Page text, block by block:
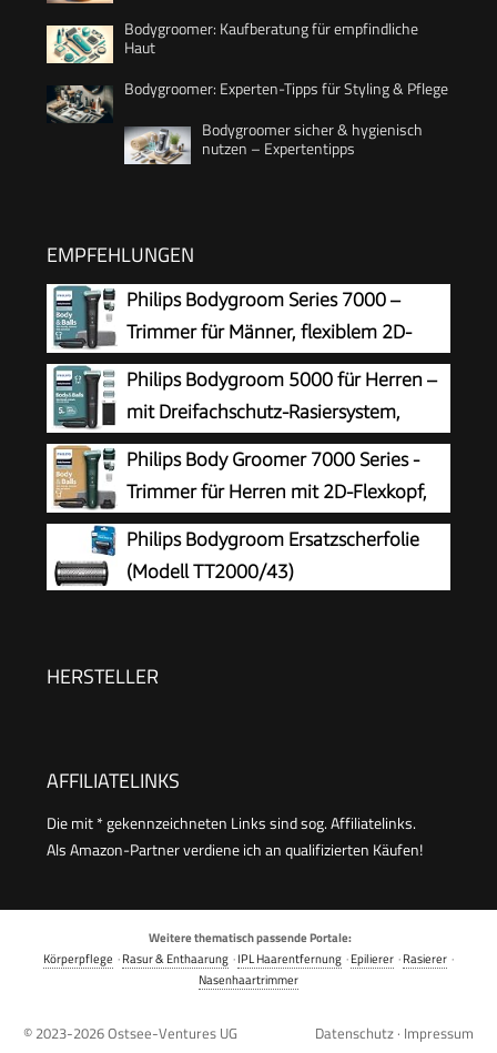
Bodygroomer: Kaufberatung für empfindliche
Haut
Bodygroomer: Experten-Tipps für Styling & Pflege
Bodygroomer sicher & hygienisch
nutzen – Expertentipps
EMPFEHLUNGEN
Philips Bodygroom Series 7000 –
Trimmer für Männer, flexiblem 2D-
Scherkopf Dreifachschutz -
austauschbare Scherköpfe, Nutzung im
Intimbereich, 100% duschfest, 120 Min.
Laufzeit, Modell BG7480/15
Philips Bodygroom 5000 für Herren –
mit Dreifachschutz-Rasiersystem,
elektrisch trimmen und rasieren im
Intimbereich, klappbarer Rückenaufsatz, 100%
duschfest, 100 Min. Laufzeit, Modell BG5480/15
Philips Body Groomer 7000 Series -
Trimmer für Herren mit 2D-Flexkopf,
Triple Protect Shave System,
austauschbaren Köpfen, Intimate Trim & Shave,
100% duschfest, 120 Min. Laufzeit, Modell
Philips Bodygroom Ersatzscherfolie
(Modell TT2000/43)
HERSTELLER
AFFILIATELINKS
Die mit * gekennzeichneten Links sind sog. Affiliatelinks.
Als Amazon-Partner verdiene ich an qualifizierten Käufen!
Weitere thematisch passende Portale:
Körperpflege ·Rasur & Enthaarung ·IPL Haarentfernung ·Epilierer ·Rasierer ·
Nasenhaartrimmer
© 2023-2026Ostsee-Ventures UG Datenschutz · Impressum